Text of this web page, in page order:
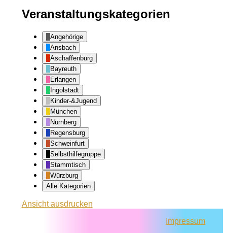
Veranstaltungskategorien
Angehörige
Ansbach
Aschaffenburg
Bayreuth
Erlangen
Ingolstadt
Kinder-&Jugend
München
Nürnberg
Regensburg
Schweinfurt
Selbsthilfegruppe
Stammtisch
Würzburg
Alle Kategorien
Ansichtausdrucken
Impressum